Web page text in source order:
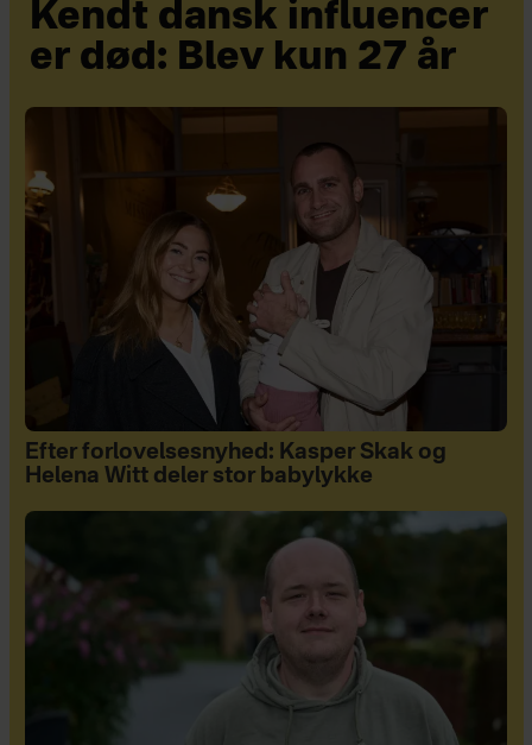
Kendt dansk influencer
er død: Blev kun 27 år
Efter forlovelsesnyhed: Kasper Skak og
Helena Witt deler stor babylykke